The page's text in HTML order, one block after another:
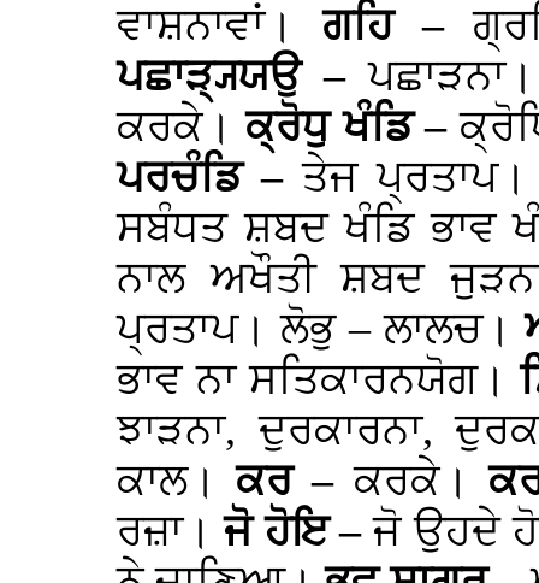
ਵਾਸ਼ਨਾਵਾਂ।ਗਹਿ –
ਪਛਾੜ੍ਯ੍ਯਉ –
ਕਰਕੇ।ਕ੍ਰੋਧੁ ਖੰਡਿ –
ਪਰਚੰਡਿ –ਤੇਜ
ਸਬੰਧਤ ਸ਼ਬਦ ਖੰਡਿ
ਨਾਲ ਅਖੌਤੀ ਸ਼ਬਦ
ਪ੍ਰਤਾਪ। ਲੋਭੁ – ਲਾਲਚ।
ਭਾਵ ਨਾ ਸਤਿਕਾਰਨਯੋਗ।
ਝਾੜਨਾ, ਦੁਰਕਾਰਨਾ,
ਕਾਲ।ਕਰ –ਕਰਕੇ।
ਰਜ਼ਾ।ਜੋ ਹੋਇ –ਜੋ ਉਹਦੇ